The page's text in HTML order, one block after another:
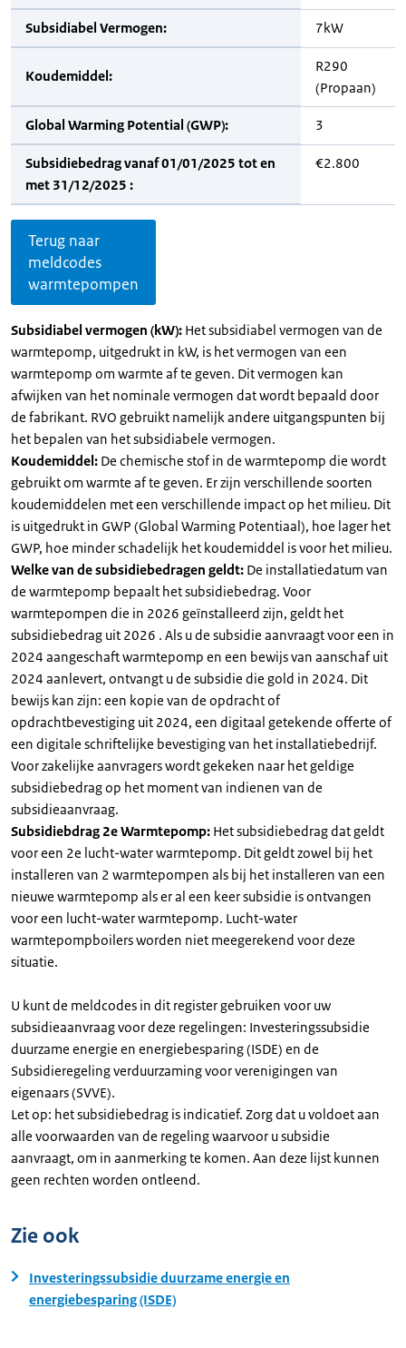
Subsidiabel Vermogen: 7kW
Koudemiddel:
R290
(Propaan)
Global Warming Potential (GWP): 3
Subsidiebedrag vanaf 01/01/2025 tot en
met 31/12/2025 :
€2.800
Terug naar
meldcodes
warmtepompen
Subsidiabel vermogen (kW): Het subsidiabel vermogen van de
warmtepomp, uitgedrukt in kW, is het vermogen van een
warmtepomp om warmte af te geven. Dit vermogen kan
afwijken van het nominale vermogen dat wordt bepaald door
de fabrikant. RVO gebruikt namelijk andere uitgangspunten bij
het bepalen van het subsidiabele vermogen.
Koudemiddel: De chemische stof in de warmtepomp die wordt
gebruikt om warmte af te geven. Er zijn verschillende soorten
koudemiddelen met een verschillende impact op het milieu. Dit
is uitgedrukt in GWP (Global Warming Potentiaal), hoe lager het
GWP, hoe minder schadelijk het koudemiddel is voor het milieu.
Welke van de subsidiebedragen geldt: De installatiedatum van
de warmtepomp bepaalt het subsidiebedrag. Voor
warmtepompen die in 2026 geïnstalleerd zijn, geldt het
subsidiebedrag uit 2026 . Als u de subsidie aanvraagt voor een in
2024 aangeschaft warmtepomp en een bewijs van aanschaf uit
2024 aanlevert, ontvangt u de subsidie die gold in 2024. Dit
bewijs kan zijn: een kopie van de opdracht of
opdrachtbevestiging uit 2024, een digitaal getekende offerte of
een digitale schriftelijke bevestiging van het installatiebedrijf.
Voor zakelijke aanvragers wordt gekeken naar het geldige
subsidiebedrag op het moment van indienen van de
subsidieaanvraag.
Subsidiebdrag 2e Warmtepomp: Het subsidiebedrag dat geldt
voor een 2e lucht-water warmtepomp. Dit geldt zowel bij het
installeren van 2 warmtepompen als bij het installeren van een
nieuwe warmtepomp als er al een keer subsidie is ontvangen
voor een lucht-water warmtepomp. Lucht-water
warmtepompboilers worden niet meegerekend voor deze
situatie.
U kunt de meldcodes in dit register gebruiken voor uw
subsidieaanvraag voor deze regelingen: Investeringssubsidie
duurzame energie en energiebesparing (ISDE) en de
Subsidieregeling verduurzaming voor verenigingen van
eigenaars (SVVE).
Let op: het subsidiebedrag is indicatief. Zorg dat u voldoet aan
alle voorwaarden van de regeling waarvoor u subsidie
aanvraagt, om in aanmerking te komen. Aan deze lijst kunnen
geen rechten worden ontleend.
Zie ook
Investeringssubsidie duurzame energie en
energiebesparing (ISDE)